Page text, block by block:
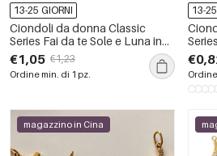
13-25 GIORNI
Ciondoli da donna Classic
Series Fai da te Sole e Luna in
acciaio inossidabile
impermeabile color oro
€1,05 €1,23
Ordine min. di 1 pz.
13-
magazzino in Cina